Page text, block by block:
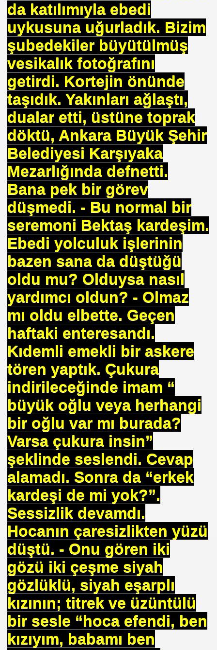
da katılımıyla ebedi
uykusuna uğurladık. Bizim
şubedekiler büyütülmüş
vesikalık fotoğrafını
getirdi. Kortejin önünde
taşıdık. Yakınları ağlaştı,
dualar etti, üstüne toprak
döktü, Ankara Büyük Şehir
Belediyesi Karşıyaka
Mezarlığında defnetti.
Bana pek bir görev
düşmedi. - Bu normal bir
seremoni Bektaş kardeşim.
Ebedi yolculuk işlerinin
bazen sana da düştüğü
oldu mu? Olduysa nasıl
yardımcı oldun? - Olmaz
mı oldu elbette. Geçen
haftaki enteresandı.
Kıdemli emekli bir askere
tören yaptık. Çukura
indirileceğinde imam “
büyük oğlu veya herhangi
bir oğlu var mı burada?
Varsa çukura insin”
şeklinde seslendi. Cevap
alamadı. Sonra da “erkek
kardeşi de mi yok?”.
Sessizlik devamdı.
Hocanın çaresizlikten yüzü
düştü. - Onu gören iki
gözü iki çeşme siyah
gözlüklü, siyah eşarplı
kızının; titrek ve üzüntülü
bir sesle “hoca efendi, ben
kızıyım, babamı ben
Mücadele Derneği
?
VAKFI
İSMAİL TOPKAR